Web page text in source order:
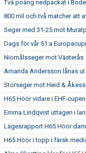
Två poäng nedpackat i
800 mil och två matcher att
Seger med 31-25 mot
Dags för vår 51:a
Niomålsseger mot Västerås
Amanda Andersson lånas
Storseger mot Heid &
H65 Höör vidare i EHF-cupen
Emma Lindqvist uttagen i
Lägesrapport H65 Höör
H65 Höör i topp i färsk